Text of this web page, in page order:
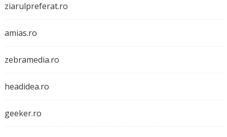
ziarulpreferat.ro
amias.ro
zebramedia.ro
headidea.ro
geeker.ro